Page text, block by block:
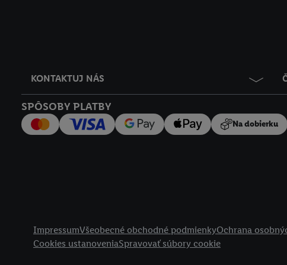
KONTAKTUJ NÁS
SPÔSOBY PLATBY
Na dobierku
ImpressumVšeobecné obchodné podmienkyOchrana
Cookies ustanoveniaSpravovať súbory cookie